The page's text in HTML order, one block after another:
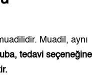
Muadil, aynı
tedavi seçeneğine